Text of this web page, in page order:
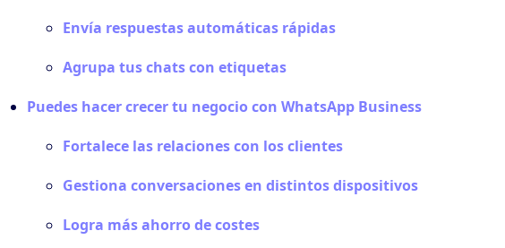
Envía respuestas automáticas rápidas
Agrupa tus chats con etiquetas
Puedes hacer crecer tu negocio con WhatsApp Business
Fortalece las relaciones con los clientes
Gestiona conversaciones en distintos dispositivos
Logra más ahorro de costes